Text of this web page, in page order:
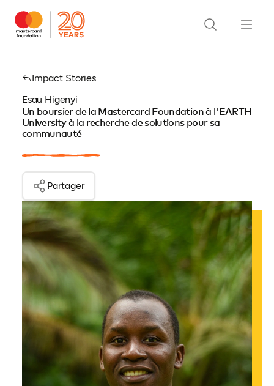
Impact Stories
Esau Higenyi
Un boursier de la Mastercard Foundation à l'EARTH
University à la recherche de solutions pour sa
communauté
Partager